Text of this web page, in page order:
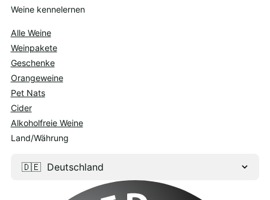
Weine kennelernen
Alle Weine
Weinpakete
Geschenke
Orangeweine
Pet Nats
Cider
Alkoholfreie Weine
Land/Währung